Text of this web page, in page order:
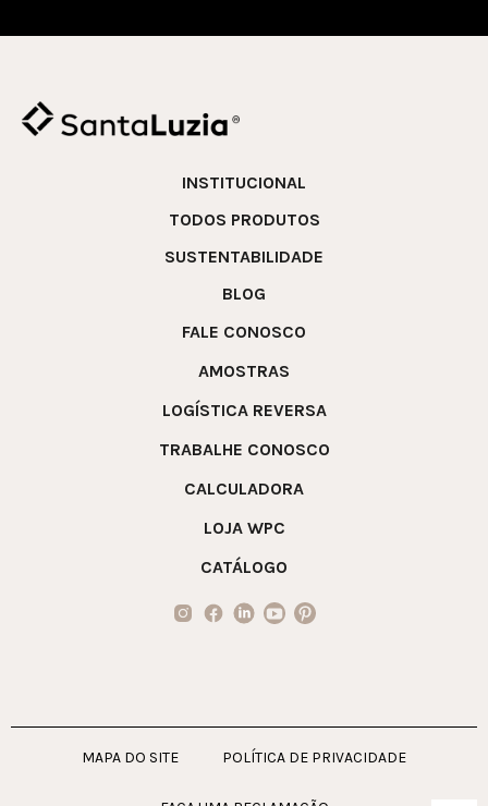
INSTITUCIONAL
TODOS PRODUTOS
SUSTENTABILIDADE
BLOG
FALE CONOSCO
AMOSTRAS
LOGÍSTICA REVERSA
TRABALHE CONOSCO
CALCULADORA
LOJA WPC
CATÁLOGO
MAPA DO SITE POLÍTICA DE PRIVACIDADE